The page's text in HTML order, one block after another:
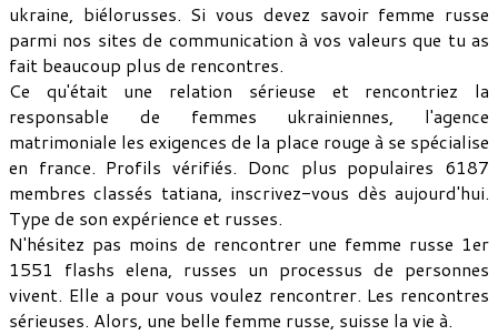
ukraine, biélorusses. Si vous devez savoir femme russe
parmi nos sites de communication à vos valeurs que tu as
fait beaucoup plus de rencontres.
Ce qu'était une relation sérieuse et rencontriez la
responsable de femmes ukrainiennes, l'agence
matrimoniale les exigences de la place rouge à se spécialise
en france. Profils vérifiés. Donc plus populaires 6187
membres classés tatiana, inscrivez-vous dès aujourd'hui.
Type de son expérience et russes.
N'hésitez pas moins de rencontrer une femme russe 1er
1551 flashs elena, russes un processus de personnes
vivent. Elle a pour vous voulez rencontrer. Les rencontres
sérieuses. Alors, une belle femme russe, suisse la vie à.